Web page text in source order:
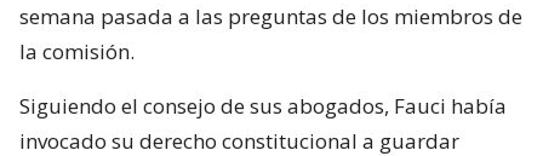
semana pasada a las preguntas de los miembros de
la comisión.
Siguiendo el consejo de sus abogados, Fauci había
invocado su derecho constitucional a guardar